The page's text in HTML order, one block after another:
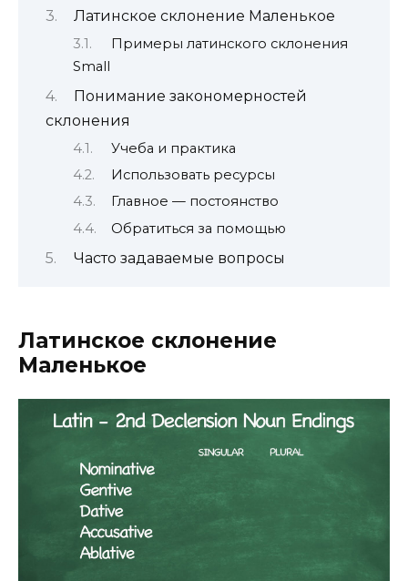
Латинское склонение Маленькое
Примеры латинского склонения
Small
Понимание закономерностей
склонения
Учеба и практика
Использовать ресурсы
Главное — постоянство
Обратиться за помощью
Часто задаваемые вопросы
Латинское склонение
Маленькое